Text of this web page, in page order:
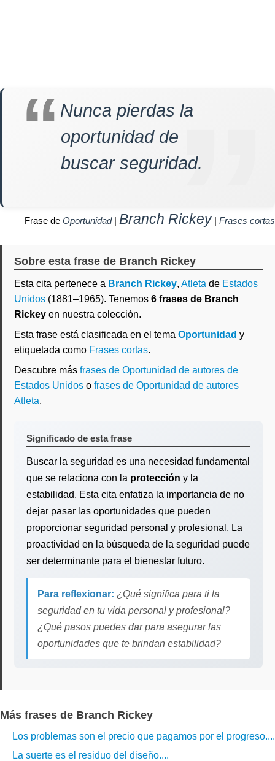
Nunca pierdas la
oportunidad de
buscar seguridad.
Frase de Oportunidad| Branch Rickey | Frases cortas
Sobre esta frase de Branch Rickey
Esta cita pertenece a Branch Rickey, Atleta de Estados
Unidos (1881–1965). Tenemos 6 frases de Branch
Rickey en nuestra colección.
Esta frase está clasificada en el tema Oportunidad y
etiquetada como Frases cortas.
Descubre más frases de Oportunidad de autores de
Estados Unidos o frases de Oportunidad de autores
Atleta.
Significado de esta frase
Buscar la seguridad es una necesidad fundamental
que se relaciona con la protección y la
estabilidad. Esta cita enfatiza la importancia de no
dejar pasar las oportunidades que pueden
proporcionar seguridad personal y profesional. La
proactividad en la búsqueda de la seguridad puede
ser determinante para el bienestar futuro.
Para reflexionar: ¿Qué significa para ti la
seguridad en tu vida personal y profesional?
¿Qué pasos puedes dar para asegurar las
oportunidades que te brindan estabilidad?
Más frases de Branch Rickey
Los problemas son el precio que pagamos por el progreso....
La suerte es el residuo del diseño....